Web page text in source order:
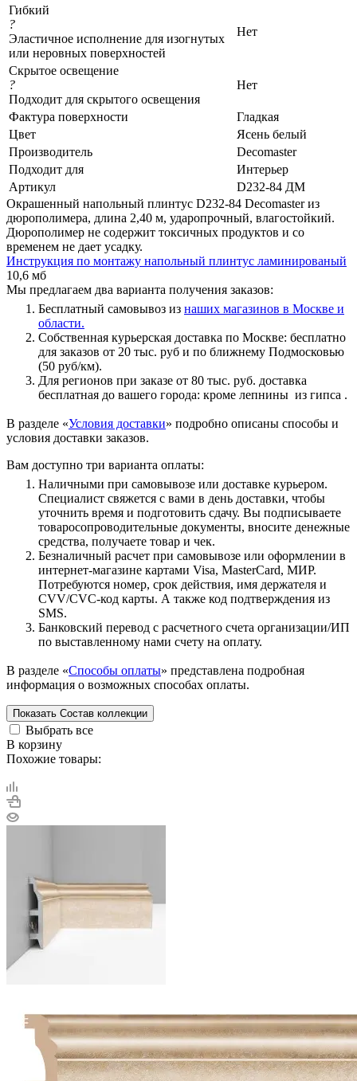
Гибкий
?
Эластичное исполнение для изогнутых
или неровных поверхностей
Нет
Скрытое освещение
?
Подходит для скрытого освещения
Нет
Фактура поверхности
Гладкая
Цвет
Ясень белый
Производитель
Decomaster
Подходит для
Интерьер
Артикул
D232-84 ДМ
Окрашенный напольный плинтус D232-84 Decomaster из
дюрополимера, длина 2,40 м, ударопрочный, влагостойкий.
Дюрополимер не содержит токсичных продуктов и со
временем не дает усадку.
Инструкция по монтажу напольный плинтус ламинированый
10,6 мб
Мы предлагаем два варианта получения заказов:
Бесплатный самовывоз из наших магазинов в Москве и
области.
Собственная курьерская доставка по Москве: бесплатно
для заказов от 20 тыс. руб и по ближнему Подмосковью
(50 руб/км).
Для регионов при заказе от 80 тыс. руб. доставка
бесплатная до вашего города: кроме лепнины из гипса .
В разделе «Условия доставки» подробно описаны способы и
условия доставки заказов.
Вам доступно три варианта оплаты:
Наличными при самовывозе или доставке курьером.
Специалист свяжется с вами в день доставки, чтобы
уточнить время и подготовить сдачу. Вы подписываете
товаросопроводительные документы, вносите денежные
средства, получаете товар и чек.
Безналичный расчет при самовывозе или оформлении в
интернет-магазине картами Visa, MasterCard, МИР.
Потребуются номер, срок действия, имя держателя и
CVV/CVC-код карты. А также код подтверждения из
SMS.
Банковский перевод с расчетного счета организации/ИП
по выставленному нами счету на оплату.
В разделе «Способы оплаты» представлена подробная
информация о возможных способах оплаты.
Показать Состав коллекции
Выбрать все
В корзину
Похожие товары: